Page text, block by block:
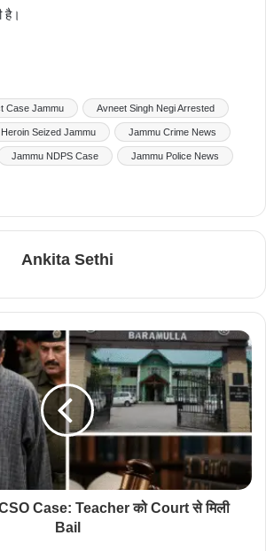
है।
Case Jammu Avneet Singh Negi Arrested
Heroin Seized Jammu Jammu Crime News
Jammu NDPS Case Jammu Police News
Ankita Sethi
Case: Teacher को Court से मिली
Bail